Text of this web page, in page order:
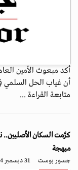
أكد مبعوث الأمين
أن غياب الحل
متابعة القراءة ...
كرَّمت السكان الأصليين..
مبهجة
جسور بوست 31 ديسمبر 2024 - 15:01